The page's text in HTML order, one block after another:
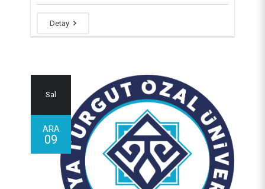
Detay
Sal
ARA
09